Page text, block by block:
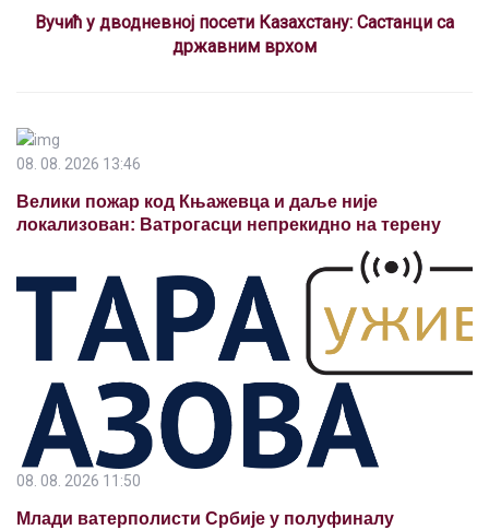
Вучић у дводневној посети Казахстану: Састанци са
државним врхом
08. 08. 2026 13:46
Велики пожар код Књажевца и даље није
локализован: Ватрогасци непрекидно на терену
08. 08. 2026 11:50
Млади ватерполисти Србије у полуфиналу